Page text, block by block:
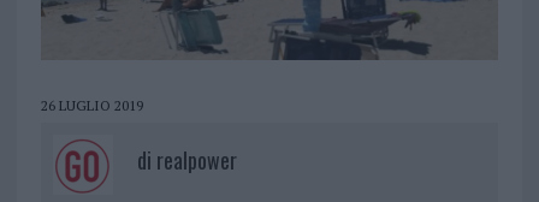
26 LUGLIO 2019
di realpower